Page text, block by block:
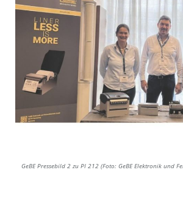
GeBE Pressebild 2 zu PI 212 (Foto: GeBE Elektronik und